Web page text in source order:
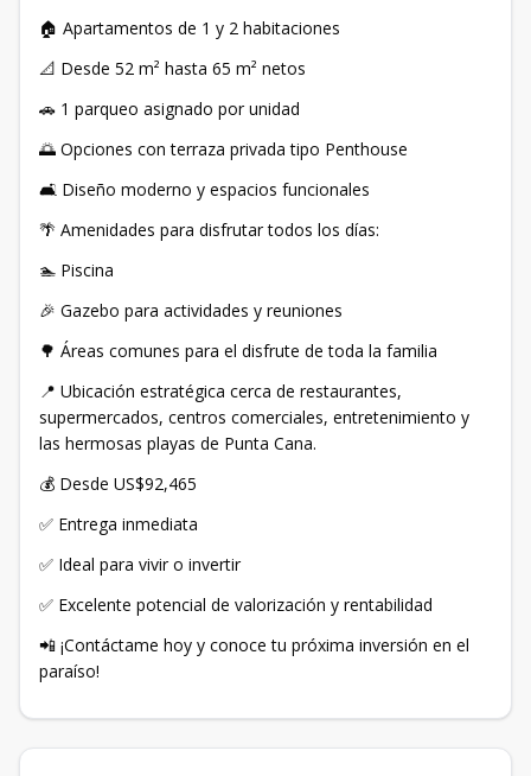
🏠 Apartamentos de 1 y 2 habitaciones
📐 Desde 52 m² hasta 65 m² netos
🚗 1 parqueo asignado por unidad
🌅 Opciones con terraza privada tipo Penthouse
🛋️ Diseño moderno y espacios funcionales
🌴 Amenidades para disfrutar todos los días:
🏊 Piscina
🎉 Gazebo para actividades y reuniones
🌳 Áreas comunes para el disfrute de toda la familia
📍 Ubicación estratégica cerca de restaurantes,
supermercados, centros comerciales, entretenimiento y
las hermosas playas de Punta Cana.
💰 Desde US$92,465
✅ Entrega inmediata
✅ Ideal para vivir o invertir
✅ Excelente potencial de valorización y rentabilidad
📲 ¡Contáctame hoy y conoce tu próxima inversión en el
paraíso!